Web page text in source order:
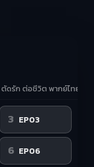
ตัดรัก ต่อชีวิต พากย์ไทย (จ
3 EP03
6 EP06